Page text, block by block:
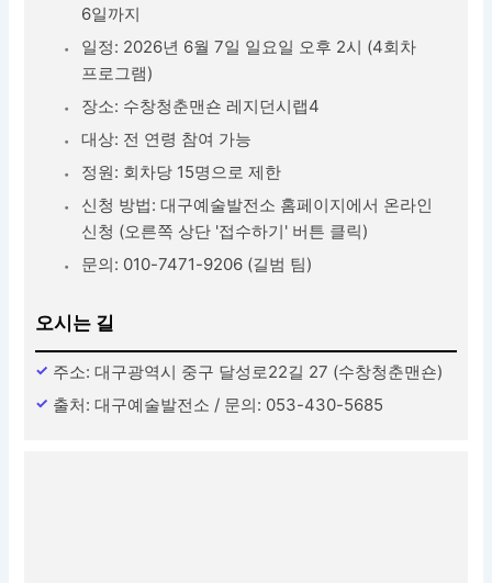
6일까지
일정: 2026년 6월 7일 일요일 오후 2시 (4회차
프로그램)
장소: 수창청춘맨숀 레지던시랩4
대상: 전 연령 참여 가능
정원: 회차당 15명으로 제한
신청 방법: 대구예술발전소 홈페이지에서 온라인
신청 (오른쪽 상단 '접수하기' 버튼 클릭)
문의: 010-7471-9206 (길범 팀)
오시는 길
주소: 대구광역시 중구 달성로22길 27 (수창청춘맨숀)
출처: 대구예술발전소 / 문의: 053-430-5685